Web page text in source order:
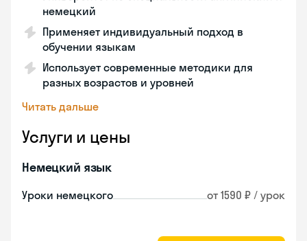
немецкий
Применяет индивидуальный подход в
обучении языкам
Использует современные методики для
разных возрастов и уровней
Читать дальше
Услуги и цены
Немецкий язык
Уроки немецкого от 1590 ₽ / урок